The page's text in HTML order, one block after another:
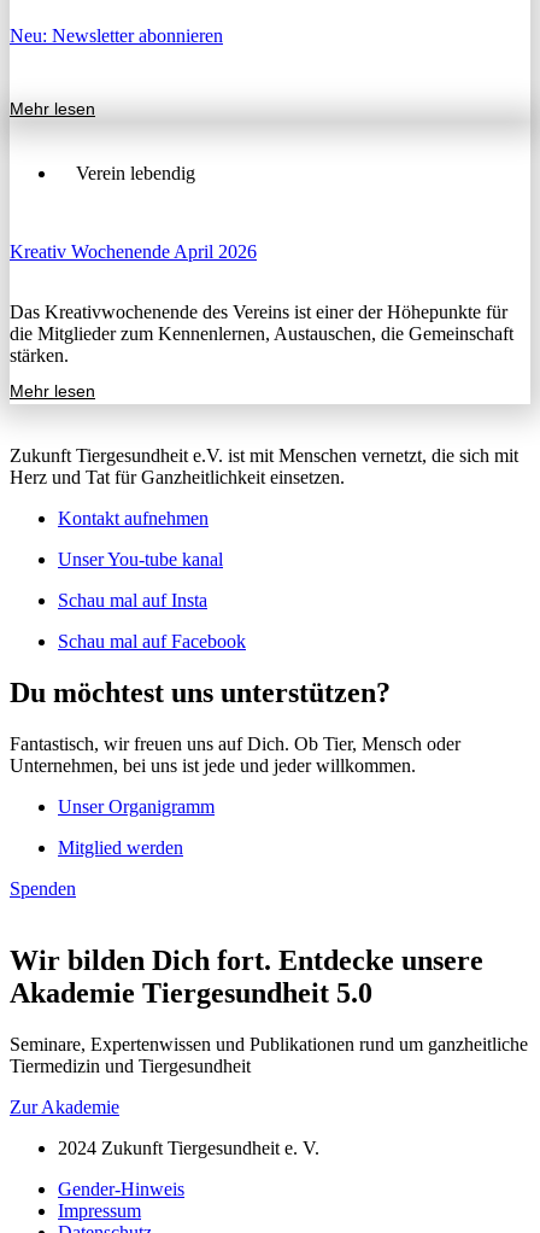
Neu: Newsletter abonnieren
Mehr lesen
Verein lebendig
Kreativ Wochenende April 2026
Das Kreativwochenende des Vereins ist einer der Höhepunkte für
die Mitglieder zum Kennenlernen, Austauschen, die Gemeinschaft
stärken.
Mehr lesen
Zukunft Tiergesundheit e.V. ist mit Menschen vernetzt, die sich mit
Herz und Tat für Ganzheitlichkeit einsetzen.
Kontakt aufnehmen
Unser You-tube kanal
Schau mal auf Insta
Schau mal auf Facebook
Du möchtest uns unterstützen?
Fantastisch, wir freuen uns auf Dich. Ob Tier, Mensch oder
Unternehmen, bei uns ist jede und jeder willkommen.
Unser Organigramm
Mitglied werden
Spenden
Wir bilden Dich fort. Entdecke unsere
Akademie Tiergesundheit 5.0
Seminare, Expertenwissen und Publikationen rund um ganzheitliche
Tiermedizin und Tiergesundheit
Zur Akademie
2024 Zukunft Tiergesundheit e. V.
Gender-Hinweis
Impressum